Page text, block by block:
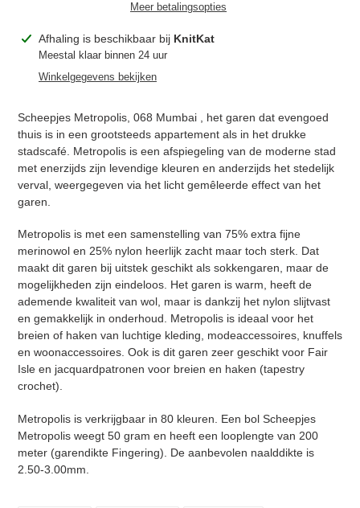
Meer betalingsopties
Product
toegevoegen
Afhaling is beschikbaar bij KnitKat
Meestal klaar binnen 24 uur
Winkelgegevens bekijken
Scheepjes Metropolis, 068 Mumbai
, het garen dat evengoed
thuis is in een grootsteeds appartement als in het drukke
stadscafé. Metropolis is een afspiegeling van de moderne stad
met enerzijds zijn levendige kleuren en anderzijds het stedelijk
verval, weergegeven via het licht gemêleerde effect van het
garen.
Metropolis is met een samenstelling van 75% extra fijne
merinowol en 25% nylon heerlijk zacht maar toch sterk. Dat
maakt dit garen bij uitstek geschikt als sokkengaren, maar de
mogelijkheden zijn eindeloos. Het garen is warm, heeft de
ademende kwaliteit van wol, maar is dankzij het nylon slijtvast
en gemakkelijk in onderhoud. Metropolis is ideaal voor het
breien of haken van luchtige kleding, modeaccessoires, knuffels
en woonaccessoires. Ook is dit garen zeer geschikt voor Fair
Isle en jacquardpatronen voor breien en haken (tapestry
crochet).
Metropolis is verkrijgbaar in 80 kleuren. Een bol Scheepjes
Metropolis weegt 50 gram en heeft een looplengte van 200
meter (garendikte Fingering). De aanbevolen naalddikte is
2.50-3.00mm.
Inloggen vereist
Meld u aan bij uw account om producten aan uw
verlanglijst toe te voegen en uw eerder opgeslagen
artikelen te bekijken.
Login